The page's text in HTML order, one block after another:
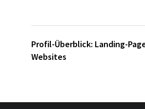
Profil-Überblick: Landing-
Websites